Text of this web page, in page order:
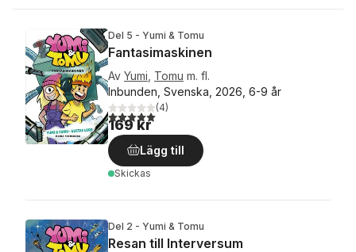
Del 5 - Yumi & Tomu
Fantasimaskinen
Av Yumi Tomu m. fl.
Inbunden, Svenska, 2026, 6-9 år
5,0utav 5 stjärnor. Totalt antal röster:
(4)
169 kr
Lägg till
Skickas
Del 2 - Yumi & Tomu
Resan till Interversum